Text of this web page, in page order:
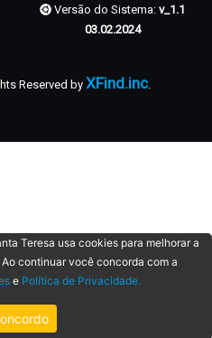
Versão do Sistema: v_1.1
03.02.2024
Reserved by XFind.inc.
Teresa usa cookies para melhorar a
continuar você concorda com a
e Política de Privacidade.